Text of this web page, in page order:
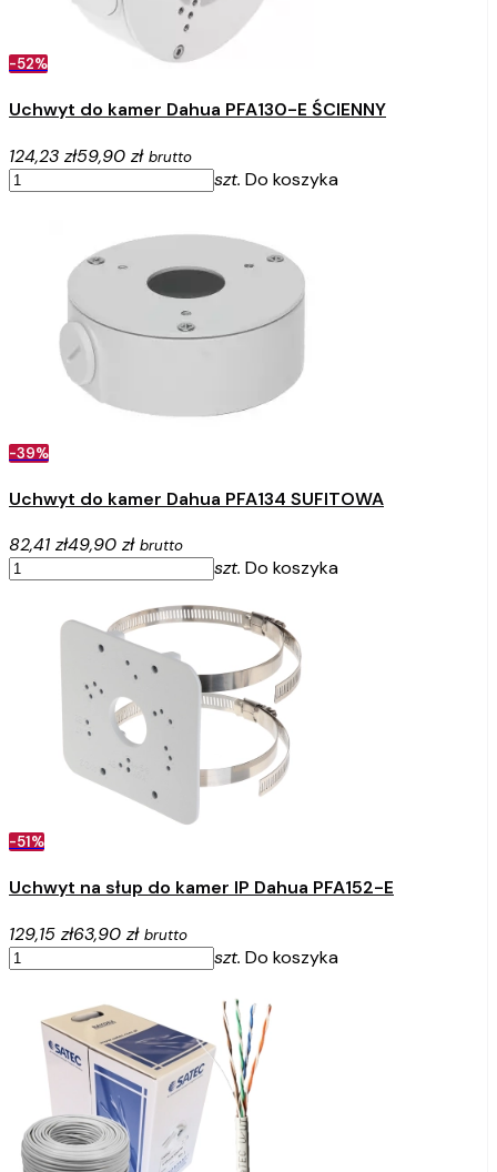
-52%
Uchwyt do kamer Dahua PFA130-E ŚCIENNY
124,23 zł59,90 zł brutto
szt. Do koszyka
-39%
Uchwyt do kamer Dahua PFA134 SUFITOWA
82,41 zł49,90 zł brutto
szt. Do koszyka
-51%
Uchwyt na słup do kamer IP Dahua PFA152-E
129,15 zł63,90 zł brutto
szt. Do koszyka